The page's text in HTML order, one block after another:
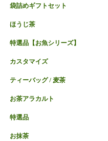
袋詰めギフトセット
ほうじ茶
特選品【お魚シリーズ】
カスタマイズ
ティーバッグ / 麦茶
お茶アラカルト
特選品
お抹茶